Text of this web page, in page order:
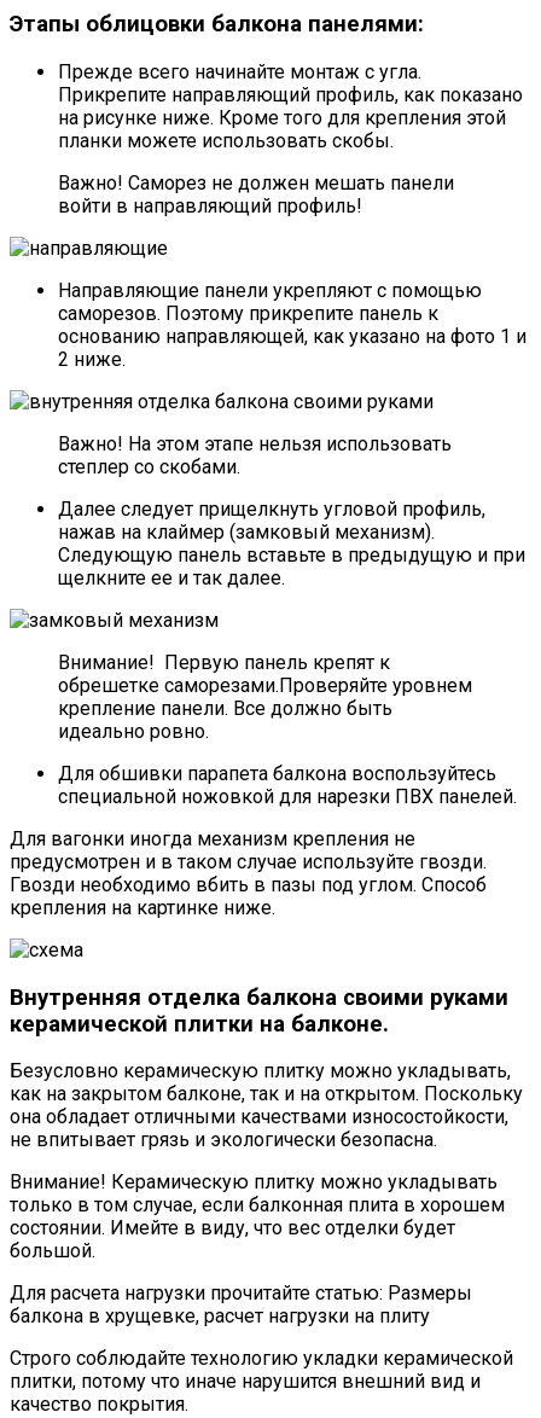
Этапы облицовки балкона панелями:
Прежде всего начинайте монтаж с угла.
Прикрепите направляющий профиль, как показано
на рисунке ниже. Кроме того для крепления этой
планки можете использовать скобы.
Важно! Саморез не должен мешать панели
войти в направляющий профиль!
Направляющие панели укрепляют с помощью
саморезов. Поэтому прикрепите панель к
основанию направляющей, как указано на фото 1 и
2 ниже.
Важно! На этом этапе нельзя использовать
степлер со скобами.
Далее следует прищелкнуть угловой профиль,
нажав на клаймер (замковый механизм).
Следующую панель вставьте в предыдущую и при
щелкните ее и так далее.
Внимание! Первую панель крепят к
обрешетке саморезами.Проверяйте уровнем
крепление панели. Все должно быть
идеально ровно.
Для обшивки парапета балкона воспользуйтесь
специальной ножовкой для нарезки ПВХ панелей.
Для вагонки иногда механизм крепления не
предусмотрен и в таком случае используйте гвозди.
Гвозди необходимо вбить в пазы под углом. Способ
крепления на картинке ниже.
Внутренняя отделка балкона своими руками
керамической плитки на балконе.
Безусловно керамическую плитку можно укладывать,
как на закрытом балконе, так и на открытом. Поскольку
она обладает отличными качествами износостойкости,
не впитывает грязь и экологически безопасна.
Внимание! Керамическую плитку можно укладывать
только в том случае, если балконная плита в хорошем
состоянии. Имейте в виду, что вес отделки будет
большой.
Для расчета нагрузки прочитайте статью: Размеры
балкона в хрущевке, расчет нагрузки на плиту
Строго соблюдайте технологию укладки керамической
плитки, потому что иначе нарушится внешний вид и
качество покрытия.